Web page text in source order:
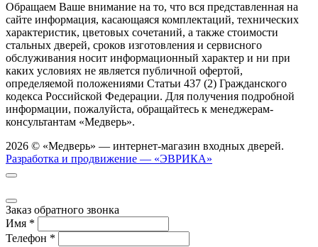
Обращаем Ваше внимание на то, что вся представленная на
сайте информация, касающаяся комплектаций, технических
характеристик, цветовых сочетаний, а также стоимости
стальных дверей, сроков изготовления и сервисного
обслуживания носит информационный характер и ни при
каких условиях не является публичной офертой,
определяемой положениями Статьи 437 (2) Гражданского
кодекса Российской Федерации. Для получения подробной
информации, пожалуйста, обращайтесь к менеджерам-
консультантам «Медверь».
2026 © «Медверь» — интернет-магазин входных дверей.
Разработка и продвижение — «ЭВРИКА»
Заказ обратного звонка
Имя *
Телефон *